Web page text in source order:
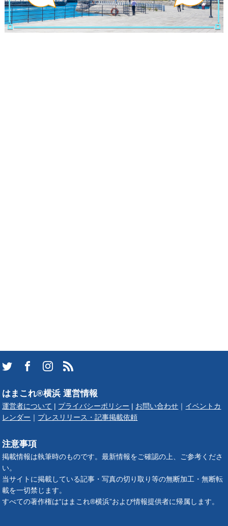
はまこれ®横浜 運営情報
運営者について プライバシーポリシー お問い合わせ
イベントカ
レンダー
プレスリリース・記事掲載依頼
注意事項
掲載情報は執筆時のものです。最新情報をご確認の上、ご参考くださ
い。
当サイトに掲載している記事・写真の切り取り等の無断加工・無断転
載を一切禁じます。
すべての著作権は“はまこれ®横浜”および情報提供者に帰属します。